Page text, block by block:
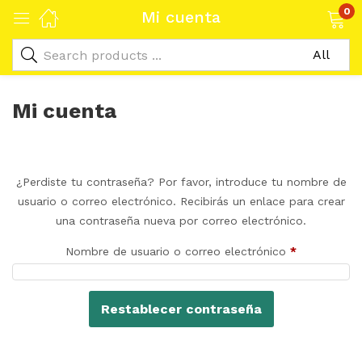
Mi cuenta 0
Mi cuenta
¿Perdiste tu contraseña? Por favor, introduce tu nombre de
usuario o correo electrónico. Recibirás un enlace para crear
una contraseña nueva por correo electrónico.
Nombre de usuario o correo electrónico *
Restablecer contraseña